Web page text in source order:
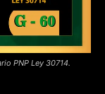
PNP Ley 30714.